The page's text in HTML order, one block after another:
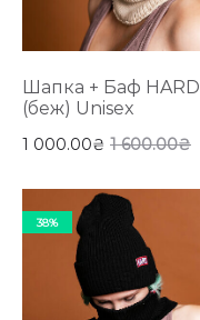
Шапка + Баф HARD
(беж) Unisex
1 600.00₴
1 000.00₴
38%